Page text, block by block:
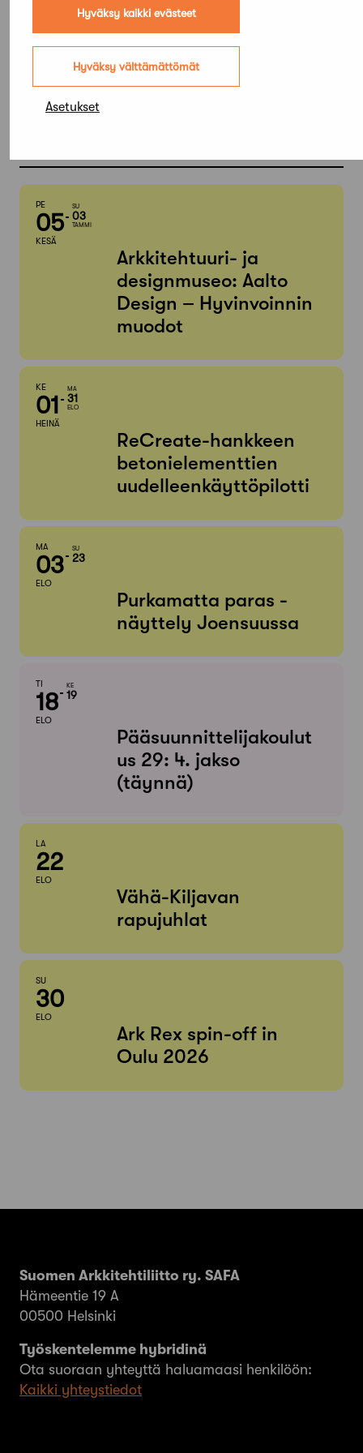
Hyväksy kaikki evästeet
Hyväksy välttämättömät
Asetukset
Elokuu,
2026
PE
05
KESÄ
SU
03
TAMMI
Arkkitehtuuri- ja
designmuseo: Aalto
Design – Hyvinvoinnin
muodot
KE
01
HEINÄ
MA
31
ELO
ReCreate-hankkeen
betonielementtien
uudelleenkäyttöpilotti
MA
03
ELO
SU
23
Purkamatta paras -
näyttely Joensuussa
TI
18
ELO
KE
19
Pääsuunnittelijakoulut
us 29: 4. jakso
(täynnä)
LA
22
ELO
Vähä-Kiljavan
rapujuhlat
SU
30
ELO
Ark Rex spin-off in
Oulu 2026
Suomen Arkkitehtiliitto ry. SAFA
Hämeentie 19 A
00500 Helsinki
Työskentelemme hybridinä
Ota suoraan yhteyttä haluamaasi henkilöön:
Kaikki yhteystiedot